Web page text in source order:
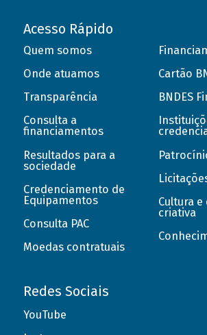
Acesso Rápido
Quem somos
Onde atuamos
Transparência
Consulta a
financiamentos
Resultados para a
sociedade
Credenciamento de
Equipamentos
Consulta PAC
Moedas contratuais
Cartão
BNDES
Cultura
criativa
Redes Sociais
YouTube